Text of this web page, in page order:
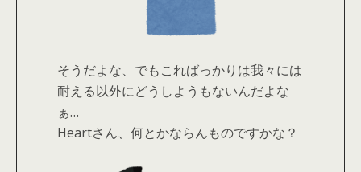
そうだよな、でもこればっかりは我々には
耐える以外にどうしようもないんだよな
ぁ…
Heartさん、何とかならんものですかな？